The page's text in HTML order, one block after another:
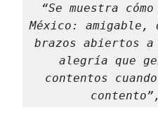
“Se muestra
México:
brazos abiertos
alegría que
contentos